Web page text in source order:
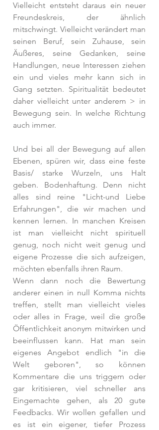
Vielleicht entsteht daraus ein neuer
Freundeskreis, der ähnlich
mitschwingt. Vielleicht verändert man
seinen Beruf, sein Zuhause, sein
Äußeres, seine Gedanken, seine
Handlungen, neue Interessen ziehen
ein und vieles mehr kann sich in
Gang setzten. Spiritualität bedeutet
daher vielleicht unter anderem > in
Bewegung sein. In welche Richtung
auch immer.
Und bei all der Bewegung auf allen
Ebenen, spüren wir, dass eine feste
Basis/ starke Wurzeln, uns Halt
geben. Bodenhaftung. Denn nicht
alles sind reine "Licht-und Liebe
Erfahrungen", die wir machen und
kennen lernen. In manchen Kreisen
ist man vielleicht nicht spirituell
genug, noch nicht weit genug und
eigene Prozesse die sich aufzeigen,
möchten ebenfalls ihren Raum.
Wenn dann noch die Bewertung
anderer einen in null Komma nichts
treffen, stellt man vielleicht vieles
oder alles in Frage, weil die große
Öffentlichkeit anonym mitwirken und
beeinflussen kann. Hat man sein
eigenes Angebot endlich "in die
Welt geboren", so können
Kommentare die uns triggern oder
gar kritisieren, viel schneller ans
Eingemachte gehen, als 20 gute
Feedbacks. Wir wollen gefallen und
es ist ein eigener, tiefer Prozess